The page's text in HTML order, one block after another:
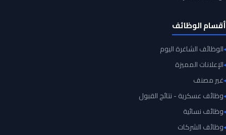
أقسام الوظائف
الوظائف الشاغرة اليوم
الإعلانات المميزة
غير مصنف
وظائف عسكرية - نتائج القبول
وظائف نسائية
وظائف الشركات